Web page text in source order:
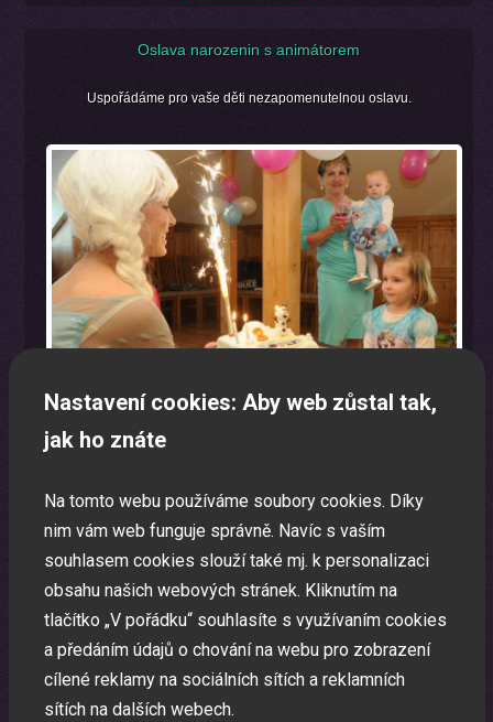
Oslava narozenin s animátorem
Uspořádáme pro vaše děti nezapomenutelnou oslavu.
Laser show
Pomocí laserů Vám vytvoříme exkluzivní laser show.
Nastavení cookies: Aby web zůstal tak,
jak ho znáte
Na tomto webu používáme soubory cookies. Díky
nim vám web funguje správně. Navíc s vaším
souhlasem cookies slouží také mj. k personalizaci
obsahu našich webových stránek. Kliknutím na
tlačítko „V pořádku“ souhlasíte s využívaním cookies
a předáním údajů o chování na webu pro zobrazení
cílené reklamy na sociálních sítích a reklamních
sítích na dalších webech.